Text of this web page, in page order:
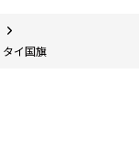
タイ国旗